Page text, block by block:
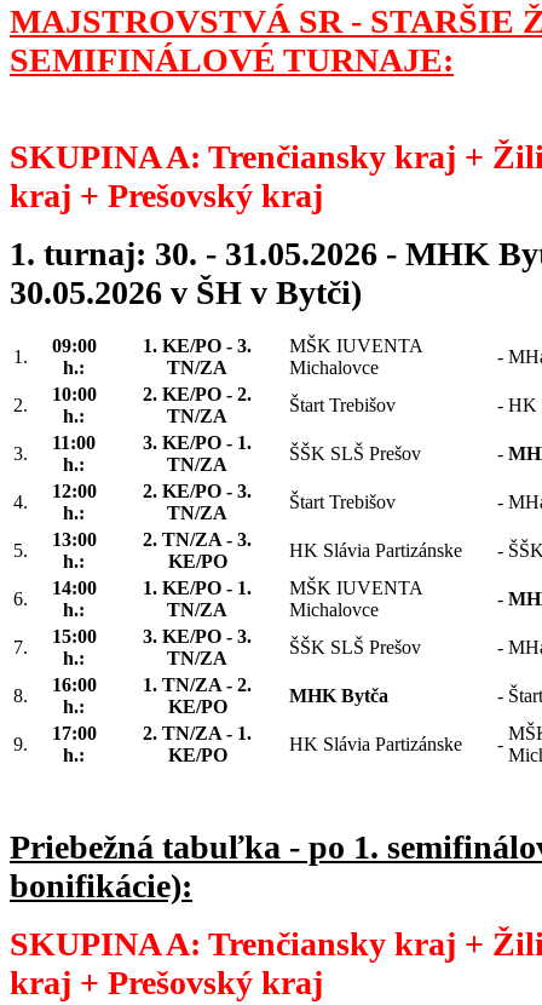
MAJSTROVSTVÁ SR - STARŠIE
SEMIFINÁLOVÉ TURNAJE:
SKUPINA A: Trenčiansky kraj +
kraj + Prešovský kraj
1. turnaj: 30. - 31.05.2026 - MHK
30.05.2026 v ŠH v Bytči)
1.
09:00
h.:
1. KE/PO - 3.
TN/ZA
MŠK IUVENTA
Michalovce
-
2.
10:00
h.:
2. KE/PO - 2.
TN/ZA
Štart Trebišov - HK
3.
11:00
h.:
3. KE/PO - 1.
TN/ZA
ŠŠK SLŠ Prešov -
4.
12:00
h.:
2. KE/PO - 3.
TN/ZA
Štart Trebišov -
5.
13:00
h.:
2. TN/ZA - 3.
KE/PO
HK Slávia Partizánske -
6.
14:00
h.:
1. KE/PO - 1.
TN/ZA
MŠK IUVENTA
Michalovce
-
7.
15:00
h.:
3. KE/PO - 3.
TN/ZA
ŠŠK SLŠ Prešov -
8.
16:00
h.:
1. TN/ZA - 2.
KE/PO
MHK Bytča -
9.
17:00
h.:
2. TN/ZA - 1.
KE/PO
HK Slávia Partizánske -
Priebežná tabuľka - po 1.
bonifikácie):
SKUPINA A: Trenčiansky kraj +
kraj + Prešovský kraj